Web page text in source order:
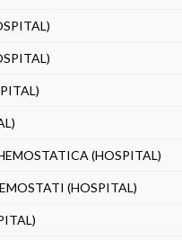
(HOSPITAL)
(HOSPITAL)